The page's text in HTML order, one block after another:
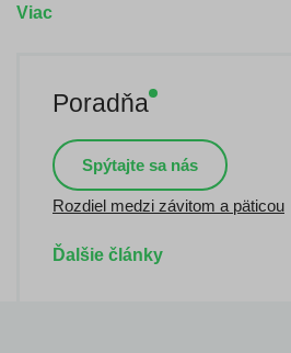
Viac
Poradňa
Spýtajte sa nás
Rozdiel medzi závitom a päticou
Ďalšie články